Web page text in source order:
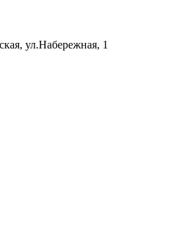
ул.Набережная, 1